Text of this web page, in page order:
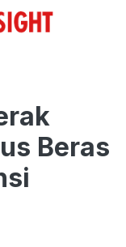
Beras